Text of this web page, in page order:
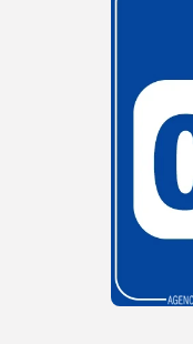
SANTE